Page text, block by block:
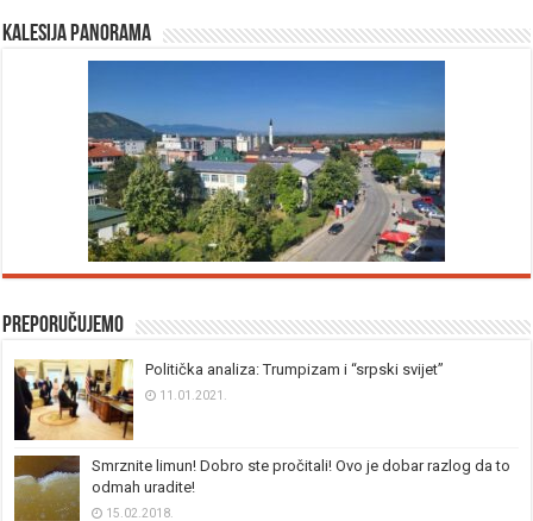
Kalesija panorama
Preporučujemo
Politička analiza: Trumpizam i “srpski svijet”
11.01.2021.
Smrznite limun! Dobro ste pročitali! Ovo je dobar razlog da to
odmah uradite!
15.02.2018.